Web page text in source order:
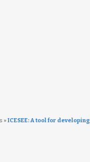
» ICESEE: A tool for